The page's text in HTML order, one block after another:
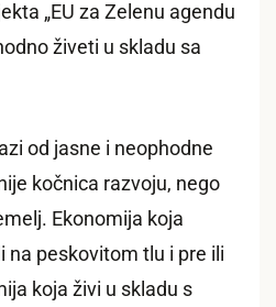
„EU za Zelenu agendu
živeti u skladu sa
od jasne i neophodne
kočnica razvoju, nego
Ekonomija koja
na peskovitom tlu i pre ili
koja živi u skladu s